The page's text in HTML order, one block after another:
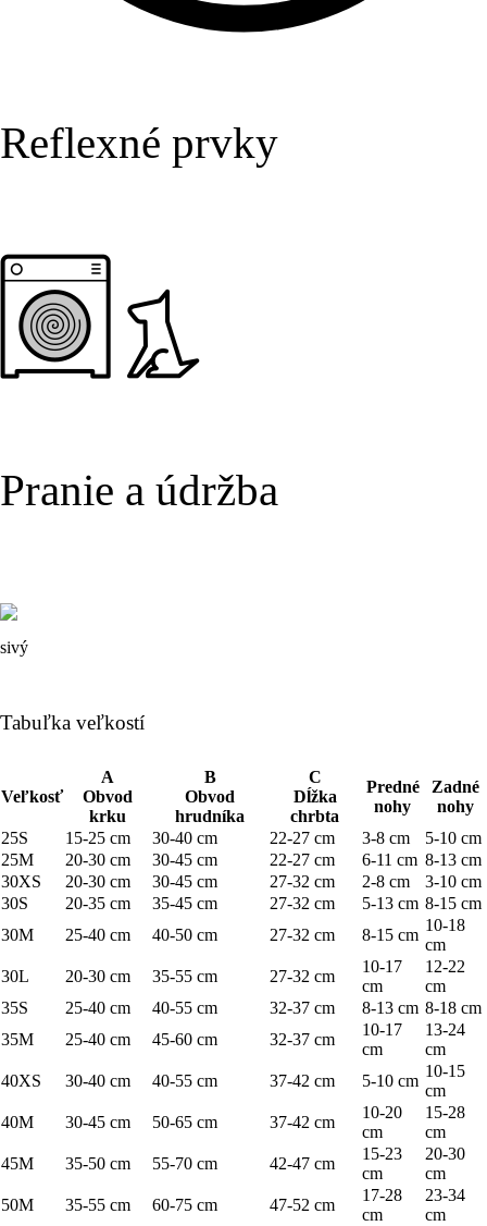
Reflexné prvky
Pranie a údržba
sivý
Tabuľka veľkostí
Veľkosť
A
Obvod
krku
B
Obvod
hrudníka
C
Dĺžka
chrbta
Predné
nohy
Zadné
nohy
25S
15-25 cm 30-40 cm 22-27 cm 3-8 cm
5-10 cm
25M
20-30 cm 30-45 cm 22-27 cm 6-11 cm 8-13 cm
30XS
20-30 cm 30-45 cm 27-32 cm 2-8 cm
3-10 cm
30S
20-35 cm 35-45 cm 27-32 cm 5-13 cm 8-15 cm
30M
25-40 cm 40-50 cm 27-32 cm 8-15 cm
10-18
cm
30L
20-30 cm 35-55 cm 27-32 cm
10-17
cm
12-22
cm
35S
25-40 cm 40-55 cm 32-37 cm 8-13 cm 8-18 cm
35M
25-40 cm 45-60 cm 32-37 cm
10-17
cm
13-24
cm
40XS
30-40 cm 40-55 cm 37-42 cm 5-10 cm
10-15
cm
40M
30-45 cm 50-65 cm 37-42 cm
10-20
cm
15-28
cm
45M
35-50 cm 55-70 cm 42-47 cm
15-23
cm
20-30
cm
50M
35-55 cm 60-75 cm 47-52 cm
17-28
cm
23-34
cm